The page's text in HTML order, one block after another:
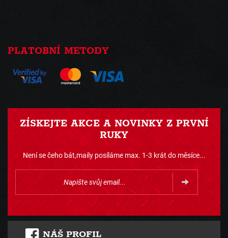
PLATOBNÍ METODY
ZÍSKEJTE AKCE A NOVINKY Z PRVNÍ
RUKY
Není se čeho bát,maily posíláme max. 1-3 krát do měsíce...
NÁŠ PROFIL